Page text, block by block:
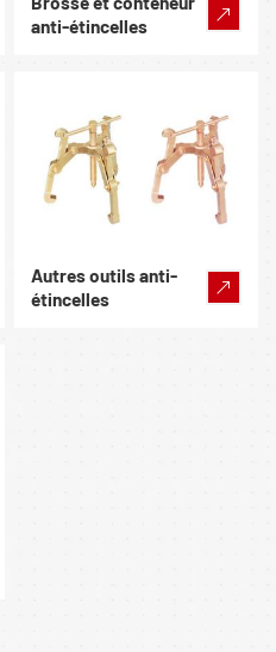
anti-étincelles
Autres outils anti-
étincelles